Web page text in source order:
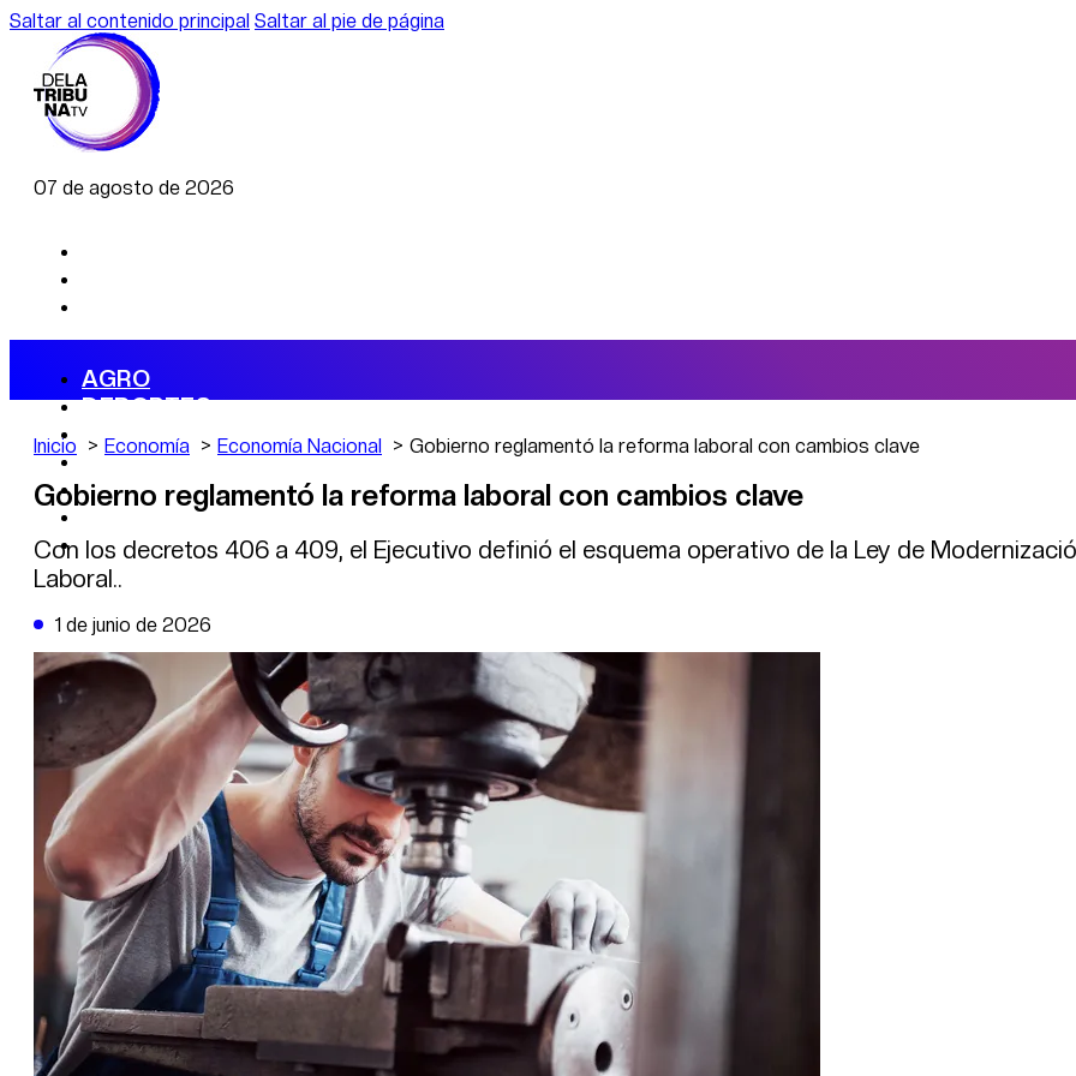
Saltar al contenido principal Saltar al pie de página
07 de agosto de 2026
AGRO
DEPORTES
ECONOMÍA
POLÍTICA
CAMBIO CLIMÁTICO
DATA FIRME
DE LA TRIBUNA TV
Inicio Economía Economía Nacional Gobierno reglamentó la reforma laboral con cambios clave
Gobierno reglamentó la reforma laboral con cambios clave
Con los decretos 406 a 409, el Ejecutivo definió el esquema operativo de la Ley de
Laboral..
1 de junio de 2026